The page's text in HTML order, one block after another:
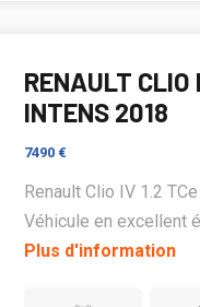
RENAULT CLIO
INTENS 2018
7490 €
Renault Clio IV 1.2
Véhicule en excellent
Plus d'information